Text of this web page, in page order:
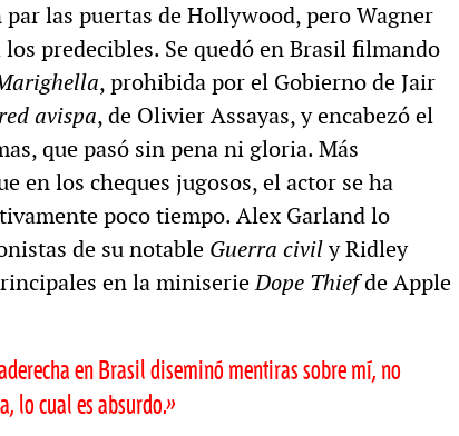
las puertas de Hollywood, pero Wagner
predecibles. Se quedó en Brasil filmando
, prohibida por el Gobierno de Jair
avispa, de Olivier Assayas, y encabezó el
que pasó sin pena ni gloria. Más
en los cheques jugosos, el actor se ha
poco tiempo. Alex Garland lo
de su notable Guerra civily Ridley
en la miniserieDope Thiefde Apple
en Brasil diseminó mentiras sobre mí, no
lo cual es absurdo.»